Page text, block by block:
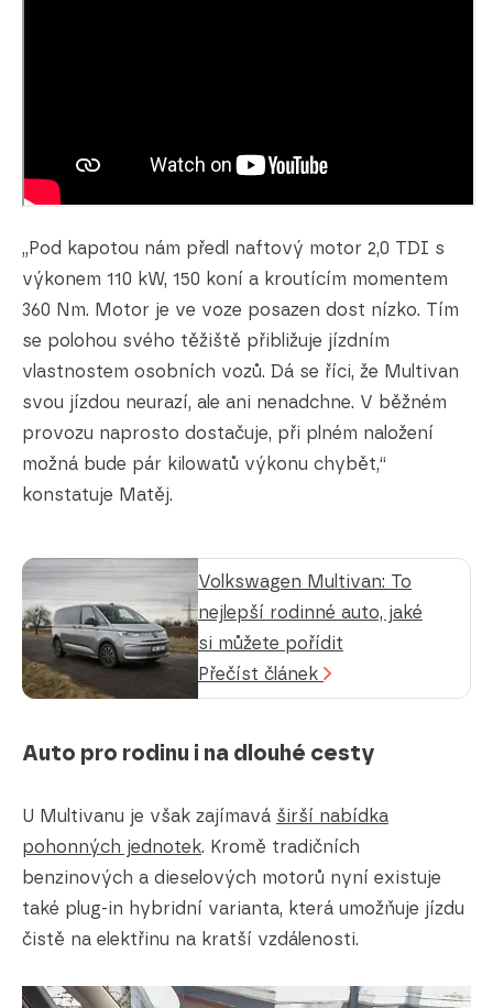
„Pod kapotou nám předl naftový motor 2,0 TDI s
výkonem 110 kW, 150 koní a kroutícím momentem
360 Nm. Motor je ve voze posazen dost nízko. Tím
se polohou svého těžiště přibližuje jízdním
vlastnostem osobních vozů. Dá se říci, že Multivan
svou jízdou neurazí, ale ani nenadchne. V běžném
provozu naprosto dostačuje, při plném naložení
možná bude pár kilowatů výkonu chybět,“
konstatuje Matěj.
Volkswagen Multivan: To
nejlepší rodinné auto, jaké
si můžete pořídit
Přečíst článek
Auto pro rodinu i na dlouhé cesty
U Multivanu je však zajímavá širší nabídka
pohonných jednotek. Kromě tradičních
benzinových a dieselových motorů nyní existuje
také plug-in hybridní varianta, která umožňuje jízdu
čistě na elektřinu na kratší vzdálenosti.